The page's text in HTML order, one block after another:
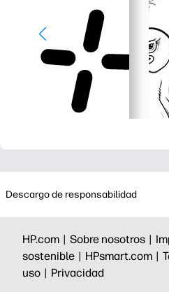
Descargo de responsabilidad
HP.com | Sobre nosotros |
sostenible | HPsmart.com |
uso | Privacidad